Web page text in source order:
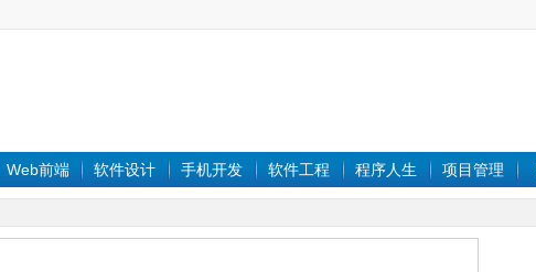
Web前端 软件设计 手机开发 软件工程 程序人生 项目管理